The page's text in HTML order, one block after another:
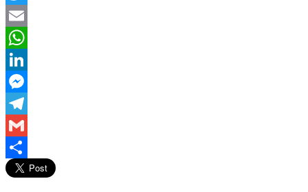
Twitter
Email
WhatsApp
LinkedIn
Messenger
Telegram
Gmail
Compartir